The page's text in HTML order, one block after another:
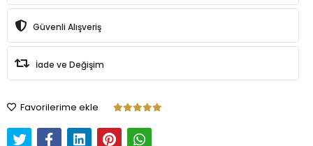
Güvenli Alışveriş
İade ve Değişim
Favorilerime ekle